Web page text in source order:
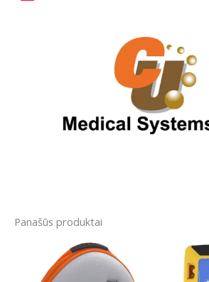
Panašūs produktai